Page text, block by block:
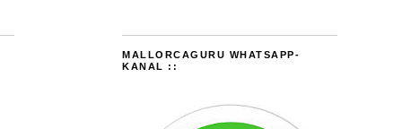
MALLORCAGURU WHATSAPP-
KANAL ::